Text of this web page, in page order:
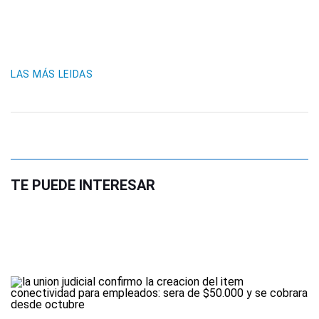
LAS MÁS LEIDAS
TE PUEDE INTERESAR